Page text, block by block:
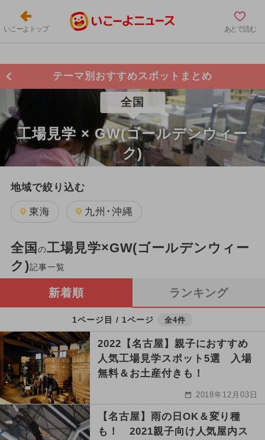
いこーよトップ あとで読む
テーマ別おすすめスポットまとめ
全国
工場見学 × GW(ゴールデンウィー
ク)
地域で絞り込む
東海 九州･沖縄
全国 の工場見学×GW(ゴールデンウィー
ク)記事一覧
新着順 ランキング
1ページ目 / 1ページ 全4件
2022【名古屋】親子におすすめ
人気工場見学スポット5選 入場
無料＆お土産付きも！
2018年12月03日
【名古屋】雨の日OK＆変り種
も！ 2021親子向け人気屋内ス